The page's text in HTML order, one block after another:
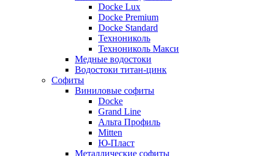
Docke Lux
Docke Premium
Docke Standard
Технониколь
Технониколь Макси
Медные водостоки
Водостоки титан-цинк
Софиты
Виниловые софиты
Docke
Grand Line
Альта Профиль
Mitten
Ю-Пласт
Металлические софиты